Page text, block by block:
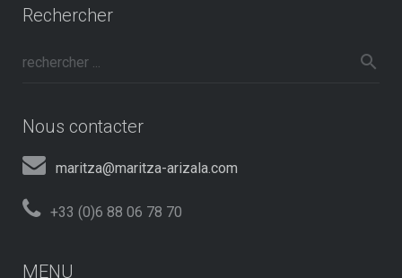
Rechercher
Nous contacter
maritza@maritza-arizala.com
+33 (0)6 88 06 78 70
MENU